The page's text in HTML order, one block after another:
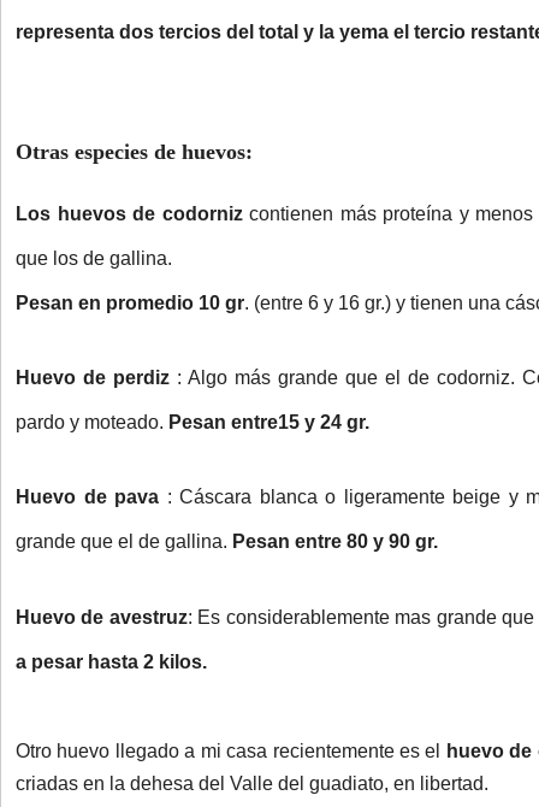
representa dos tercios del total y la yema el tercio
Otras especies de huevos:
Los huevos de codornizcontienen más proteína y menos
que los de gallina.
Pesan en promedio 10 gr. (entre 6 y 16 gr.) y tienen una
Huevo de perdiz: Algo más grande que el de codorniz.
pardo y moteado. Pesan entre15 y 24 gr.
Huevo de pava : Cáscara blanca o ligeramente beige y
grande que el de gallina. Pesan entre 80 y 90 gr.
Huevo de avestruz: Es considerablemente mas grande
a pesar hasta 2 kilos.
Otro huevo llegado a mi casa recientemente es el
huevo de
criadas en la dehesa del Valle del guadiato, en libertad.